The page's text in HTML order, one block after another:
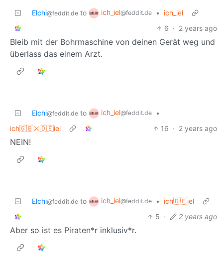
Elchi@feddit.de to ich_iel@feddit.de •
ich_iel
6 · 2 years ago
Bleib mit der Bohrmaschine von deinen Gerät weg und
überlass das einem Arzt.
Elchi@feddit.de to ich_iel@feddit.de
•
ich🇬🇧⚔️🇩🇪iel
16 · 2 years ago
NEIN!
Elchi@feddit.de to ich_iel@feddit.de •
ich🇩🇪iel
5 · 2 years ago
Aber so ist es Piraten*r inklusiv*r.